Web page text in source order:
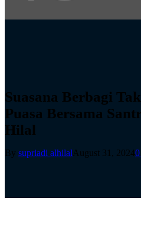
Suasana Berbagi
Puasa Bersama
Hilal
By supriadi alhilalAugust 31, 2024